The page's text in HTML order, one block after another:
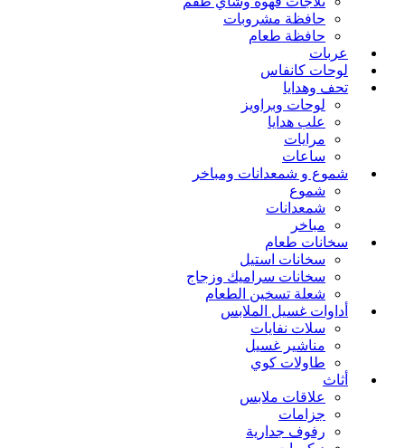
حافظة مشروبات
حافظة طعام
عربات
لوحات كانفاس
تحف وهدايا
لوحات وبراويز
علب هدايا
مرايات
ساعات
شموع و شمعدانات ومباخر
شموع
شمعدانات
مباخر
سخانات طعام
سخانات استيل
سخانات سراميك وزجاج
شعلة تسخين الطعام
أداوات غسيل الملابس
سلات نفايات
مناشير غسيل
طاولات كوي
أثاث
علاقات ملابس
جزامات
رفوف جدارية